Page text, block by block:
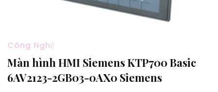
Công Nghệ
Màn hình HMI Siemens KTP700 Basic
6AV2123-2GB03-0AX0 Siemens